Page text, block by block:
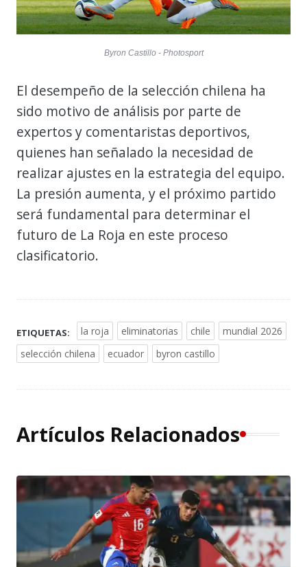
Byron Castillo - Photosport
El desempeño de la selección chilena ha
sido motivo de análisis por parte de
expertos y comentaristas deportivos,
quienes han señalado la necesidad de
realizar ajustes en la estrategia del equipo.
La presión aumenta, y el próximo partido
será fundamental para determinar el
futuro de La Roja en este proceso
clasificatorio.
ETIQUETAS: la roja eliminatorias chile
mundial 2026
selección chilena
ecuador byron castillo
Artículos Relacionados